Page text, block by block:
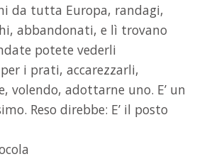
da tutta Europa, randagi,
abbandonati, e lì trovano
potete vederli
i prati, accarezzarli,
volendo, adottarne uno. E’ un
Reso direbbe: E’ il posto